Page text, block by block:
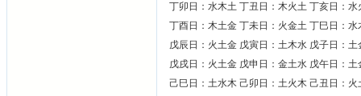
丁卯日：水木土 丁丑日：木火土 丁亥日：水
丁酉日：木土金 丁未日：火金土 丁巳日：水
戊辰日：火土金 戊寅日：土木水 戊子日：土
戊戌日：火土金 戊申日：金土水 戊午日：土
己巳日：土水木 己卯日：土火木 己丑日：火